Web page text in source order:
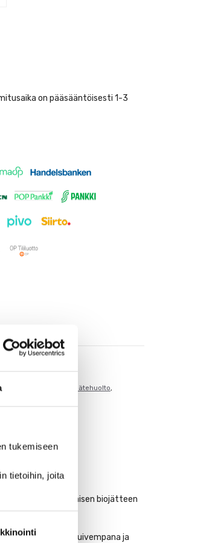
tukemiseen
tietoihin, joita
on pääsääntöisesti 1-3
Jätehuolto,
kaikenlaisen biojätteen
biojäteastian kuivempana ja